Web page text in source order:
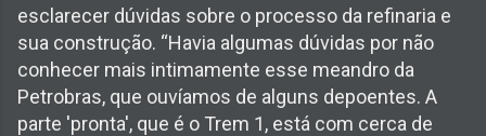
esclarecer dúvidas sobre o processo da refinaria e
sua construção. “Havia algumas dúvidas por não
conhecer mais intimamente esse meandro da
Petrobras, que ouvíamos de alguns depoentes. A
parte 'pronta', que é o Trem 1, está com cerca de